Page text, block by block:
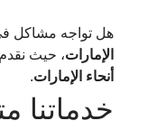
هل تواجه مشاكل
الإمارات، حيث
أنحاء الإمارات.
خدماتنا